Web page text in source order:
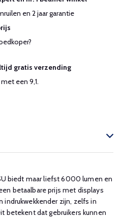
en 2 jaar garantie
gratis verzending
een 9,1.
biedt maar liefst 6000 lumen en
betaalbare prijs met displays
zijn, zelfs in
betekent dat gebruikers kunnen